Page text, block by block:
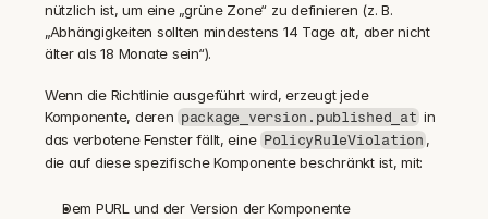
nützlich ist, um eine „grüne Zone“ zu definieren (z. B.
„Abhängigkeiten sollten mindestens 14 Tage alt, aber nicht
älter als 18 Monate sein“).
Wenn die Richtlinie ausgeführt wird, erzeugt jede
Komponente, deren package_version.published_at in
das verbotene Fenster fällt, eine PolicyRuleViolation ,
die auf diese spezifische Komponente beschränkt ist, mit:
Dem PURL und der Version der Komponente